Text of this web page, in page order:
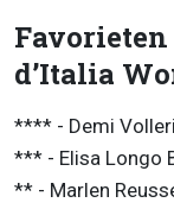
d’Italia
**** - Demi
*** - Elisa Longo
** - Marlen